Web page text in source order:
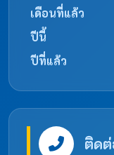
เดือนที่แล้ว
ปีนี้
ปีที่แล้ว
ติดต่